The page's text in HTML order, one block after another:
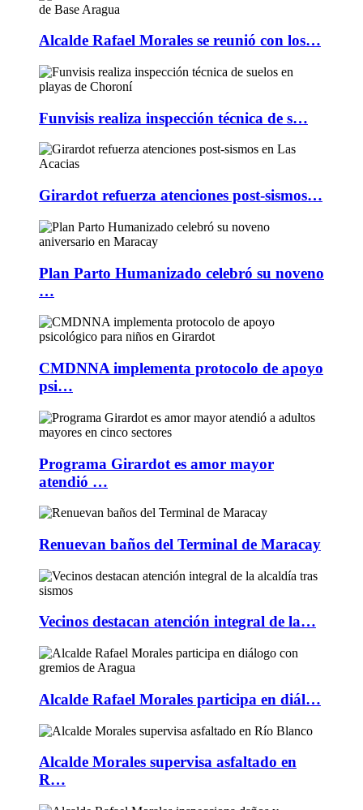
Alcalde Rafael Morales se reunió con los…
Funvisis realiza inspección técnica de s…
Girardot refuerza atenciones post-sismos…
Plan Parto Humanizado celebró su noveno
…
CMDNNA implementa protocolo de apoyo
psi…
Programa Girardot es amor mayor
atendió …
Renuevan baños del Terminal de Maracay
Vecinos destacan atención integral de la…
Alcalde Rafael Morales participa en diál…
Alcalde Morales supervisa asfaltado en
R…